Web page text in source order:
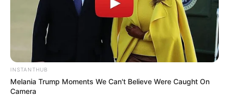
INSTANTHUB
Melania Trump Moments We Can't Believe Were Caught On
Camera